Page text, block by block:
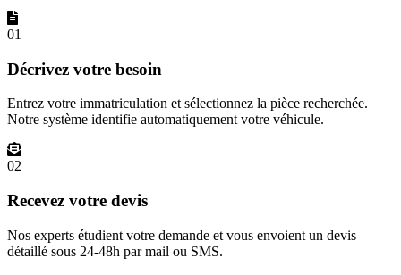
01
Décrivez votre besoin
Entrez votre immatriculation et sélectionnez la pièce recherchée.
Notre système identifie automatiquement votre véhicule.
02
Recevez votre devis
Nos experts étudient votre demande et vous envoient un devis
détaillé sous 24-48h par mail ou SMS.